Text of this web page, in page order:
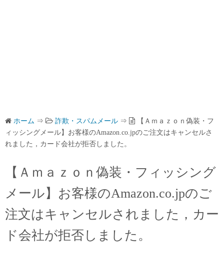
ホーム ⇒ 詐欺・スパムメール ⇒
【Ａｍａｚｏｎ偽装・フ
ィッシングメール】お客様のAmazon.co.jpのご注文はキャンセルさ
れました，カード会社が拒否しました。
【Ａｍａｚｏｎ偽装・フィッシング
メール】お客様のAmazon.co.jpのご
注文はキャンセルされました，カー
ド会社が拒否しました。